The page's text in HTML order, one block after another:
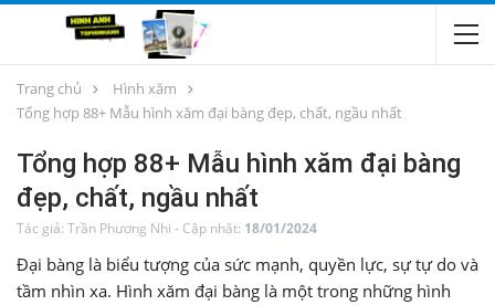
Trang chủ
Hình xăm
Tổng hợp 88+ Mẫu hình xăm đại bàng đẹp, chất, ngầu nhất
Tổng hợp 88+ Mẫu hình xăm đại bàng
đẹp, chất, ngầu nhất
Tác giả: Trần Phương Nhi - Cập nhật: 18/01/2024
Đại bàng là biểu tượng của sức mạnh, quyền lực, sự tự do và
tầm nhìn xa. Hình xăm đại bàng là một trong những hình